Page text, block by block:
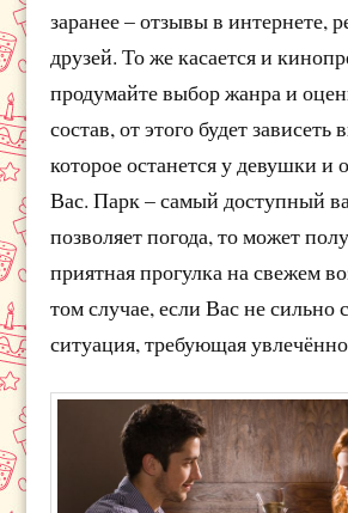
заранее – отзывы в интернете,
друзей. То же касается и
продумайте выбор жанра и
состав, от этого будет зависеть
которое останется у девушки и
Вас. Парк – самый доступный
позволяет погода, то может
приятная прогулка на свежем
том случае, если Вас не сильно
ситуация, требующая